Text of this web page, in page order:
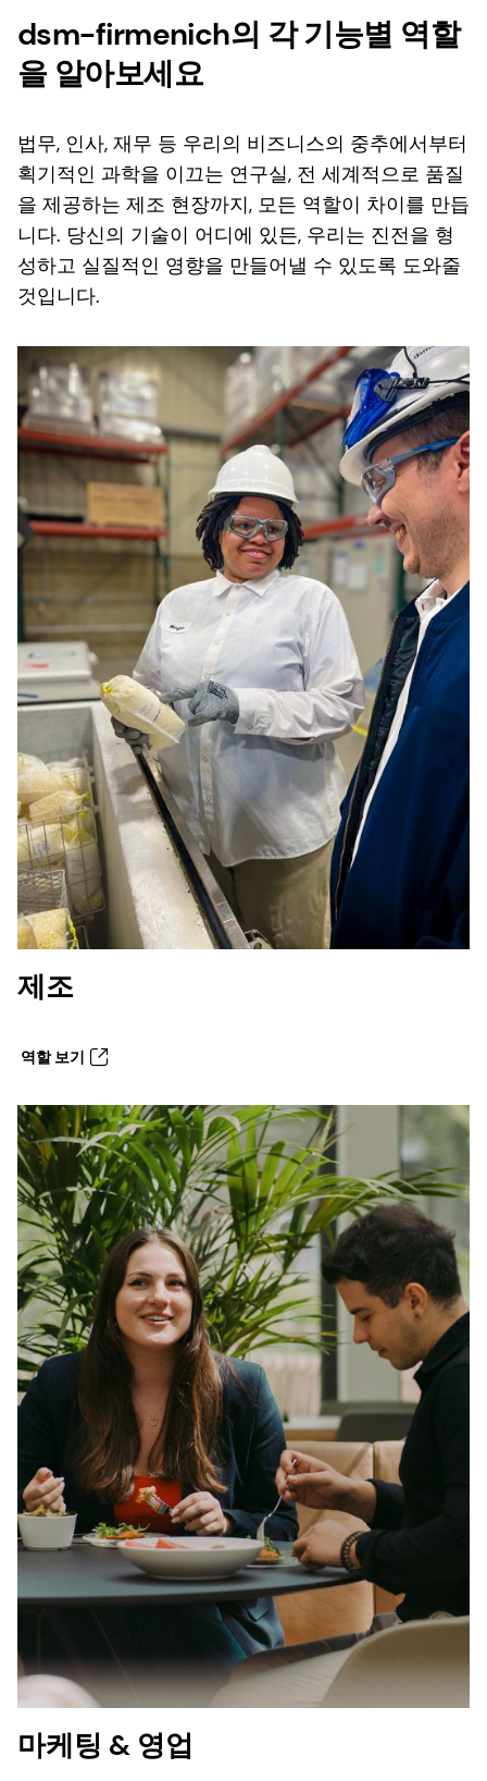
dsm-firmenich의 각 기능별 역할
을 알아보세요
법무, 인사, 재무 등 우리의 비즈니스의 중추에서부터
획기적인 과학을 이끄는 연구실, 전 세계적으로 품질
을 제공하는 제조 현장까지, 모든 역할이 차이를 만듭
니다. 당신의 기술이 어디에 있든, 우리는 진전을 형
성하고 실질적인 영향을 만들어낼 수 있도록 도와줄
것입니다.
제조
역할 보기
마케팅 & 영업